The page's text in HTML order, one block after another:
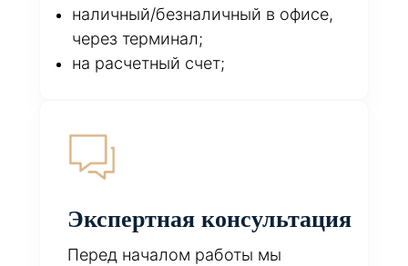
наличный/безналичный в офисе,
через терминал;
на расчетный счет;
Экспертная консультация
Перед началом работы мы